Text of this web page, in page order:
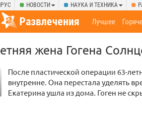
НОВОСТИ НАУКА И ТЕХНИКА
Развлечения Лучшее
жена Гогена
После пластической операции 63-
внутренне. Она перестала уделять
Екатерина ушла из дома. Гоген не